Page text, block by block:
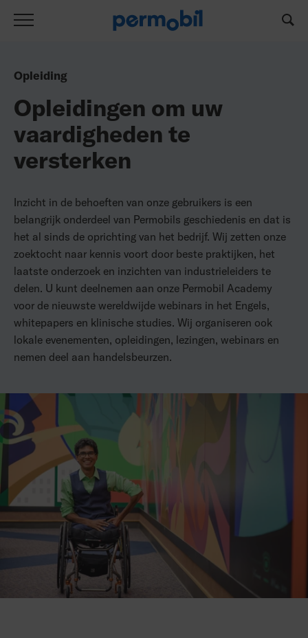
Opleiding
Opleidingen om uw
vaardigheden te
versterken
Inzicht in de behoeften van onze gebruikers is een
belangrijk onderdeel van Permobils geschiedenis en dat is
het al sinds de oprichting van het bedrijf. Wij zetten onze
zoektocht naar kennis voort door beste praktijken, het
laatste onderzoek en inzichten van industrieleiders te
delen. U kunt deelnemen aan onze Permobil Academy
voor de nieuwste wereldwijde webinars in het Engels,
whitepapers en klinische studies. Wij organiseren ook
lokale evenementen, opleidingen, lezingen, webinars en
nemen deel aan handelsbeurzen.